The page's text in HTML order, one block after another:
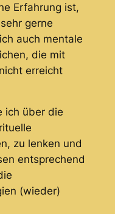
Erfahrung ist,
gerne
auch mentale
die mit
erreicht
ich über die
zu lenken und
entsprechend
(wieder)